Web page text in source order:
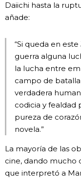
Daiichi hasta la
añade:
“Si queda en
guerra alguna
la lucha entre
campo de
verdadera
codicia y fealdad
pureza de
novela.”
La mayoría de las
cine, dando mucho
que interpretó a